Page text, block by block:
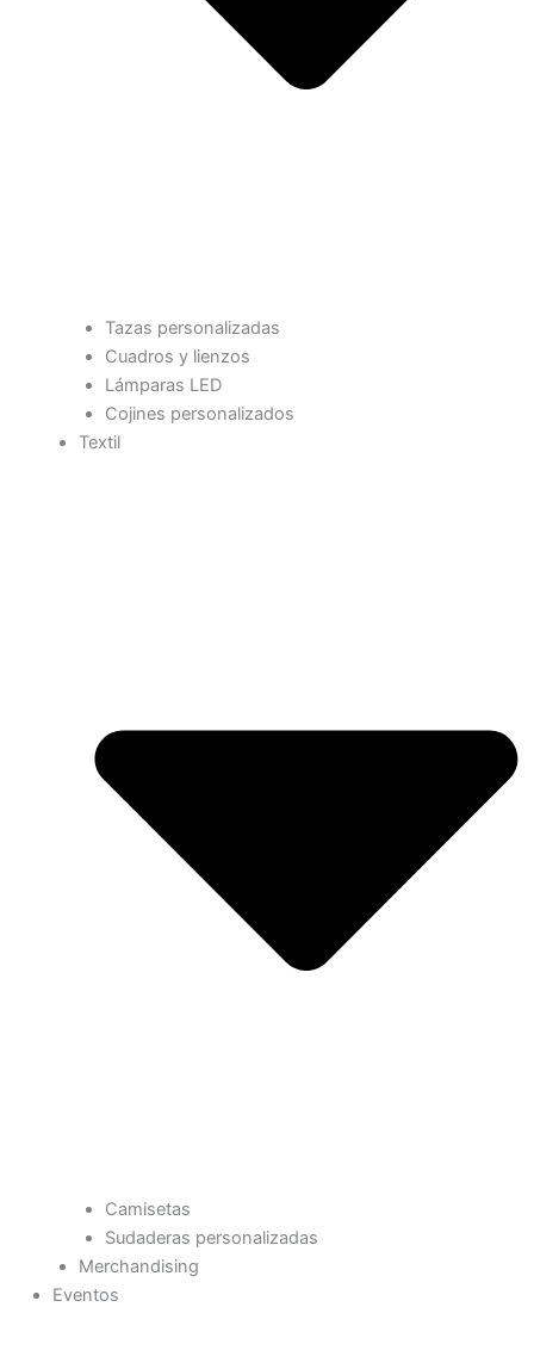
Tazas personalizadas
Cuadros y lienzos
Lámparas LED
Cojines personalizados
Textil
Camisetas
Sudaderas personalizadas
Merchandising
Eventos